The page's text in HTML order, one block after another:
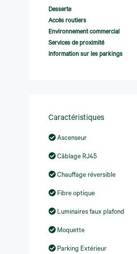
Desserte
Accès routiers
Environnement commercial
Services de proximité
Information sur les parkings
Caractéristiques
Ascenseur
Câblage RJ45
Chauffage réversible
Fibre optique
Luminaires faux plafond
Moquette
Parking Extérieur